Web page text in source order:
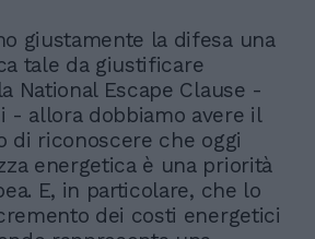
giustamente la difesa una
tale da giustificare
National Escape Clause -
- allora dobbiamo avere il
di riconoscere che oggi
energetica è una priorità
E, in particolare, che lo
dei costi energetici